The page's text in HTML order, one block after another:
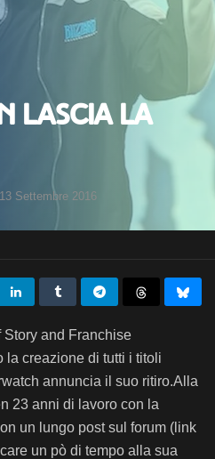
lascia la
13 Settembre 2016
and Franchise
la creazione di tutti i titoli
annuncia il suo ritiro.Alla
23 anni di lavoro con la
un lungo post sul forum (link
un pò di tempo alla sua